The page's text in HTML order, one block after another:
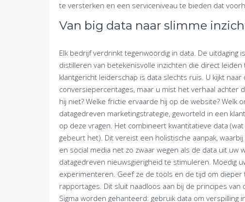
te versterken en een serviceniveau te bieden dat
Van big data naar slimme
Elk bedrijf verdrinkt tegenwoordig in data. De uitdaging
distilleren van betekenisvolle inzichten die direct
klantgericht leiderschap is data slechts ruis. U kijkt
conversiepercentages, maar u mist het verhaal achter
hij niet? Welke frictie ervaarde hij op de website? Welk
datagedreven marketingstrategie, geworteld in een
op deze vragen. Het combineert kwantitatieve data
gebeurt het). Dit vereist een holistische aanpak,
en social media net zo zwaar wegen als de data uit uw
datagedreven nieuwsgierigheid te stimuleren. Moedig
experimenteren. Geef ze de tools en de tijd om
rapportages. Dit sluit naadloos aan bij de principes
Sigma worden gehanteerd: gebruik data om